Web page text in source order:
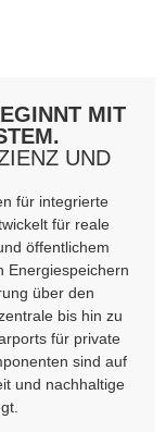
MIT
UND
für integrierte
für reale
öffentlichem
Energiespeichern
über den
bis hin zu
für private
sind auf
und nachhaltige